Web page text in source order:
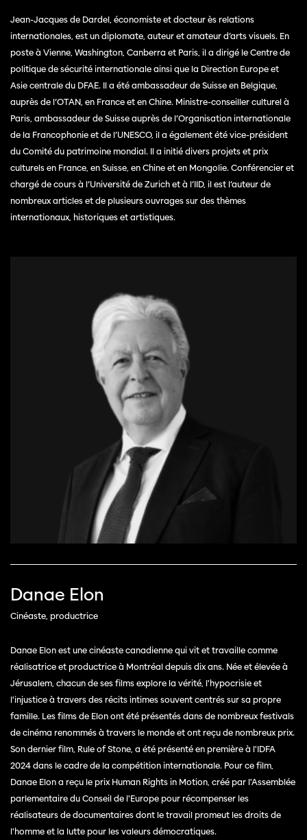
Jean-Jacques de Dardel, économiste et docteur ès relations
internationales, est un diplomate, auteur et amateur d’arts visuels. En
poste à Vienne, Washington, Canberra et Paris, il a dirigé le Centre de
politique de sécurité internationale ainsi que la Direction Europe et
Asie centrale du DFAE. Il a été ambassadeur de Suisse en Belgique,
auprès de l’OTAN, en France et en Chine. Ministre-conseiller culturel à
Paris, ambassadeur de Suisse auprès de l’Organisation internationale
de la Francophonie et de l’UNESCO, il a également été vice-président
du Comité du patrimoine mondial. Il a initié divers projets et prix
culturels en France, en Suisse, en Chine et en Mongolie. Conférencier et
chargé de cours à l’Université de Zurich et à l’IID, il est l’auteur de
nombreux articles et de plusieurs ouvrages sur des thèmes
internationaux, historiques et artistiques.
Danae Elon
Cinéaste, productrice
Danae Elon est une cinéaste canadienne qui vit et travaille comme
réalisatrice et productrice à Montréal depuis dix ans. Née et élevée à
Jérusalem, chacun de ses films explore la vérité, l'hypocrisie et
l'injustice à travers des récits intimes souvent centrés sur sa propre
famille. Les films de Elon ont été présentés dans de nombreux festivals
de cinéma renommés à travers le monde et ont reçu de nombreux prix.
Son dernier film, Rule of Stone, a été présenté en première à l'IDFA
2024 dans le cadre de la compétition internationale. Pour ce film,
Danae Elon a reçu le prix Human Rights in Motion, créé par l'Assemblée
parlementaire du Conseil de l'Europe pour récompenser les
réalisateurs de documentaires dont le travail promeut les droits de
l'homme et la lutte pour les valeurs démocratiques.